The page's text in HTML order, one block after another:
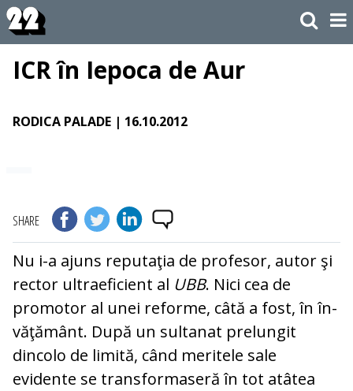
ICR în Iepoca de Aur
RODICA PALADE | 16.10.2012
SHARE
Nu i-a ajuns reputaţia de pro­fe­sor, autor şi
rector ultraeficient al UBB. Nici cea de
promotor al unei reforme, câtă a fost, în în­
văţământ. După un sultanat pre­lungit
dincolo de limită, când me­ritele sale
evidente se trans­for­maseră în tot atâtea